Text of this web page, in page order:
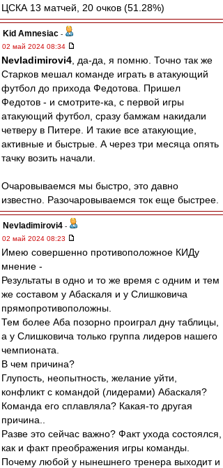
ЦСКА 13 матчей, 20 очков (51.28%)
Kid Amnesiac -
02 май 2024 08:34
Nevladimirovi4 , да-да, я помню. Точно так же
Старков мешал команде играть в атакующий
футбол до прихода Федотова. Пришел
Федотов - и смотрите-ка, с первой игры
атакующий футбол, сразу бамжам накидали
четверу в Питере. И такие все атакующие,
активные и быстрые. А через три месяца опять
тачку возить начали.
Очаровываемся мы быстро, это давно
известно. Разочаровываемся ток еще быстрее.
Nevladimirovi4 -
02 май 2024 08:23
Имею совершенно противоположное КИДу
мнение -
Результаты в одно и то же время с одним и тем
же составом у Абаскаля и у Слишковича
прямопротивоположны.
Тем более Аба позорно проиграл дну таблицы,
а у Слишковича только группа лидеров нашего
чемпионата.
В чем причина?
Глупость, неопытность, желание уйти,
конфликт с командой (лидерами) Абаскаля?
Команда его сплавляла? Какая-то другая
причина..
Разве это сейчас важно? Факт ухода состоялся,
как и факт преображения игры команды.
Почему любой у нынешнего тренера выходит и